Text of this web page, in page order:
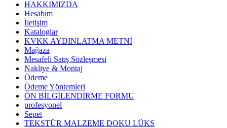
HAKKIMIZDA
Hesabım
İletişim
Kataloglar
KVKK AYDINLATMA METNİ
Mağaza
Mesafeli Satış Sözleşmesi
Nakliye & Montaj
Ödeme
Ödeme Yöntemleri
ÖN BİLGİLENDİRME FORMU
profesyonel
Sepet
TEKSTÜR MALZEME DOKU LÜKS